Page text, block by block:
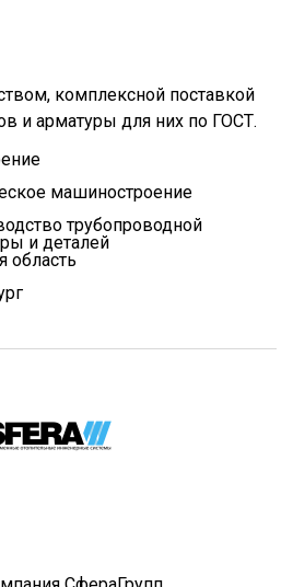
комплексной поставкой
и арматуры для них по ГОСТ.
машиностроение
трубопроводной
и деталей
область